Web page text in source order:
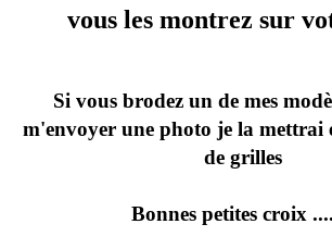
vous les montrez sur
Si vous brodez un de mes
m'envoyer une photo je la mettrai
de grilles
Bonnes petites croix